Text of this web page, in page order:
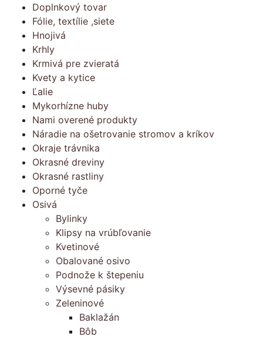
Doplnkový tovar
Fólie, textílie ,siete
Hnojivá
Krhly
Krmivá pre zvieratá
Kvety a kytice
Ľalie
Mykorhízne huby
Nami overené produkty
Náradie na ošetrovanie stromov a kríkov
Okraje trávnika
Okrasné dreviny
Okrasné rastliny
Oporné tyče
Osivá
Bylinky
Klipsy na vrúbľovanie
Kvetinové
Obalované osivo
Podnože k štepeniu
Výsevné pásiky
Zeleninové
Baklažán
Bôb